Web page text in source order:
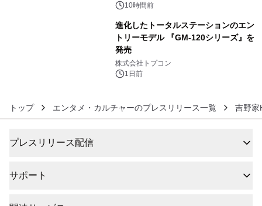
没入型バー「BAR Arca」
10時間前
進化したトータルステーションのエン
トリーモデル 『GM-120シリーズ』を
発売
株式会社トプコン
1日前
トップ エンタメ・カルチャーのプレスリリース一覧 吉野家
プレスリリース配信
サポート